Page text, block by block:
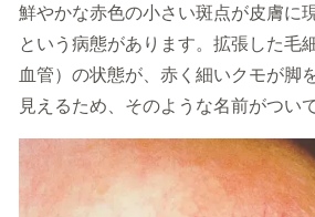
鮮やかな赤色の小さい斑点が皮膚に
という病態があります。拡張した毛
血管）の状態が、赤く細いクモが脚
見えるため、そのような名前がつい